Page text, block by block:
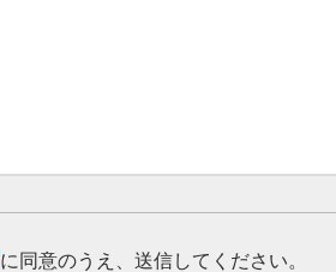
に同意のうえ、送信してください。